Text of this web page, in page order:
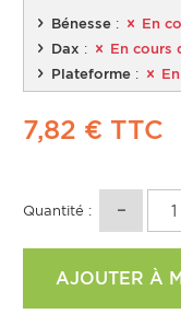
Bénesse :
En
Dax :
En cours
Plateforme :
7,82 € TTC
Quantité :
AJOUTER À